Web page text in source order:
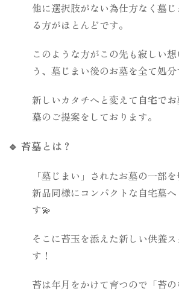
他に選択肢がない為仕方なく墓
る方がほとんどです。
このような方がこの先も寂しい
う、墓じまい後のお墓を全て処分
新しいカタチへと変えて 自宅で
墓のご提案をしております。
🔹 苔墓とは？
「墓じまい」されたお墓の一部
新品同様にコンパクトな自宅墓
す💫
そこに苔玉を添えた新しい供養
す！
苔は年月をかけて育つので「苔